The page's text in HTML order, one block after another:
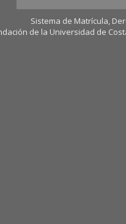
Sistema de Matrícula,
de la Universidad de